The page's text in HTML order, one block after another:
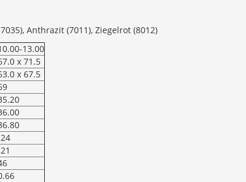
Anthrazit (7011), Ziegelrot (8012)
13.00
x 71.5
x 67.5